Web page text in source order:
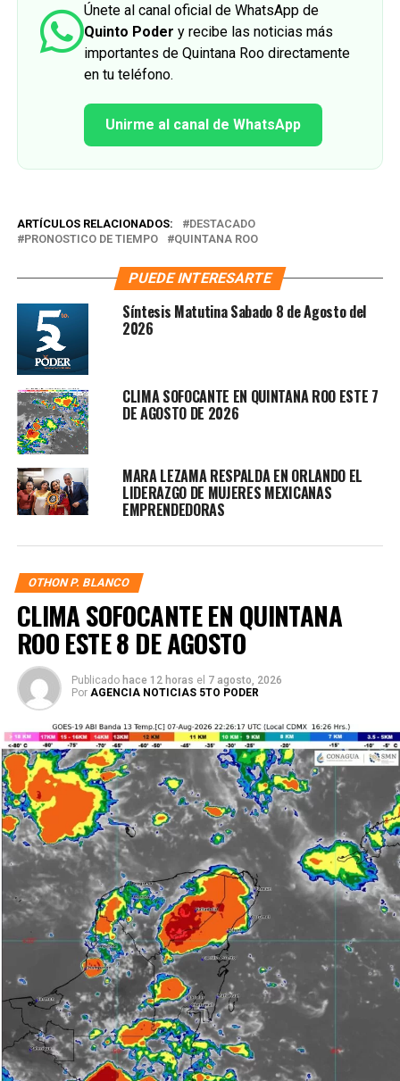
Únete al canal oficial de WhatsApp de
Quinto Poder y recibe las noticias más
importantes de Quintana Roo directamente
en tu teléfono.
Unirme al canal de WhatsApp
ARTÍCULOS RELACIONADOS:
DESTACADO
PRONOSTICO DE TIEMPO
QUINTANA ROO
PUEDE INTERESARTE
Síntesis Matutina Sabado 8 de Agosto del
2026
CLIMA SOFOCANTE EN QUINTANA ROO ESTE 7
DE AGOSTO DE 2026
MARA LEZAMA RESPALDA EN ORLANDO EL
LIDERAZGO DE MUJERES MEXICANAS
EMPRENDEDORAS
OTHON P. BLANCO
CLIMA SOFOCANTE EN QUINTANA
ROO ESTE 8 DE AGOSTO
Publicado hace 12 horas el 7 agosto, 2026
Por AGENCIA NOTICIAS 5TO PODER